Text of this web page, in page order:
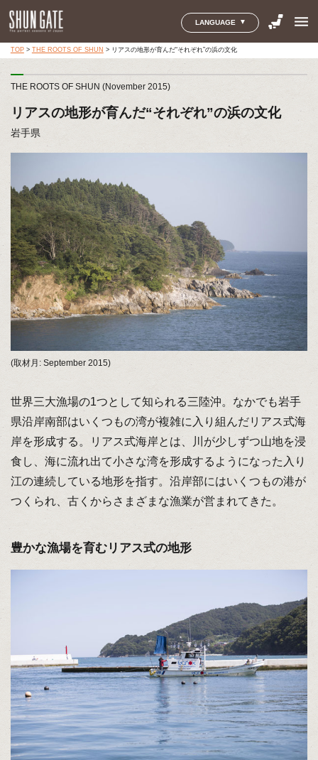
LANGUAGE menu
TOP> THE ROOTS OF SHUN > リアスの地形が育んだ“それぞれ”の浜の文化
THE ROOTS OF SHUN (November 2015)
リアスの地形が育んだ“それぞれ”の浜の文化
岩手県
(取材月: September 2015)
世界三大漁場の1つとして知られる三陸沖。なかでも岩手
県沿岸南部はいくつもの湾が複雑に入り組んだリアス式海
岸を形成する。リアス式海岸とは、川が少しずつ山地を浸
食し、海に流れ出て小さな湾を形成するようになった入り
江の連続している地形を指す。沿岸部にはいくつもの港が
つくられ、古くからさまざまな漁業が営まれてきた。
豊かな漁場を育むリアス式の地形